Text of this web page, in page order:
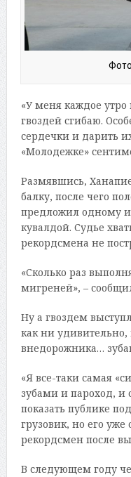
«У меня каждое утро
гвоздей сгибаю.
сердечки и дарить
«Молодежке»
Размявшись,
балку, после чего
предложил одному
кувалдой. Судье
рекордсмена не
«Сколько раз
мигреней», –
Ну а гвоздем
как ни удивительно,
внедорожника…
«Я все-таки самая
зубами и пароход, и
показать публике
грузовик, но его
рекордсмен после
В следующем году